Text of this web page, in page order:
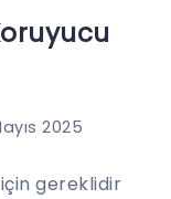
2025
için gereklidir